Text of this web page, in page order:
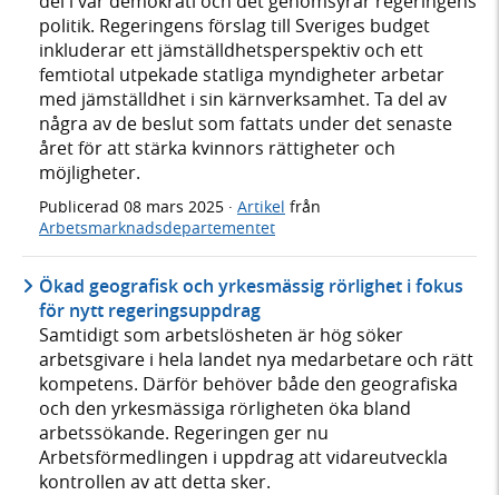
politik. Regeringens förslag till Sveriges budget
inkluderar ett jämställdhetsperspektiv och ett
femtiotal utpekade statliga myndigheter arbetar
med jämställdhet i sin kärnverksamhet. Ta del av
några av de beslut som fattats under det senaste
året för att stärka kvinnors rättigheter och
möjligheter.
Publicerad 08 mars 2025 · Artikel från
Arbetsmarknadsdepartementet
Ökad geografisk och yrkesmässig rörlighet i fokus
för nytt regeringsuppdrag
Samtidigt som arbetslösheten är hög söker
arbetsgivare i hela landet nya medarbetare och rätt
kompetens. Därför behöver både den geografiska
och den yrkesmässiga rörligheten öka bland
arbetssökande. Regeringen ger nu
Arbetsförmedlingen i uppdrag att vidareutveckla
kontrollen av att detta sker.